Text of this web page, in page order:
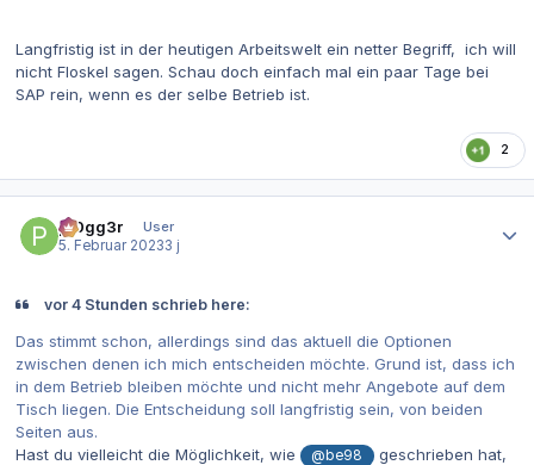
Langfristig ist in der heutigen Arbeitswelt ein netter Begriff, ich will
nicht Floskel sagen. Schau doch einfach mal ein paar Tage bei
SAP rein, wenn es der selbe Betrieb ist.
2
pr0gg3r
User
5. Februar 20233 j
vor 4 Stunden schrieb here:
Das stimmt schon, allerdings sind das aktuell die Optionen
zwischen denen ich mich entscheiden möchte. Grund ist, dass ich
in dem Betrieb bleiben möchte und nicht mehr Angebote auf dem
Tisch liegen. Die Entscheidung soll langfristig sein, von beiden
Seiten aus.
Hast du vielleicht die Möglichkeit, wie
@be98
geschrieben hat,